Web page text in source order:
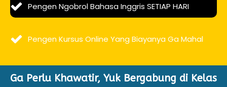
Pengen Ngobrol Bahasa Inggris SETIAP HARI
Pengen Kursus Online Yang Biayanya Ga Mahal
Ga Perlu Khawatir, Yuk Bergabung di Kelas